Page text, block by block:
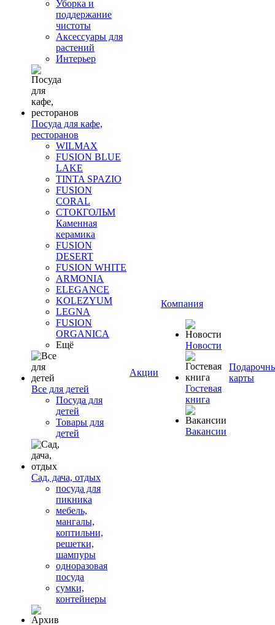
Уборка и
поддержание
чистоты
Аксессуары для
растений
Интерьер
Посуда для кафе,
ресторанов
WILMAX
FUSION BLUE
LAKE
TINTA SPAZIO
FUSION
CORAL
СТОКГОЛЬМ
Каменная
керамика
FUSION
DESERT
FUSION WHITE
ARMONIA
ELEGANCE
KOLEZYUM
LEGNA
FUSION
ORGANICA
Ещё
Все для детей
Посуда для
детей
Товары для
детей
Сад, дача, отдых
посуда для
пикника
мебель,
мангалы,
коптильни,
решетки,
шампуры
одноразовая
посуда
сумки,
контейнеры
Акции
Компания
Новости
Гостевая
книга
Вакансии
карты